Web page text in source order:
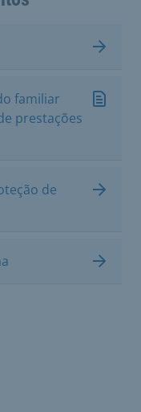
familiar
prestações
de